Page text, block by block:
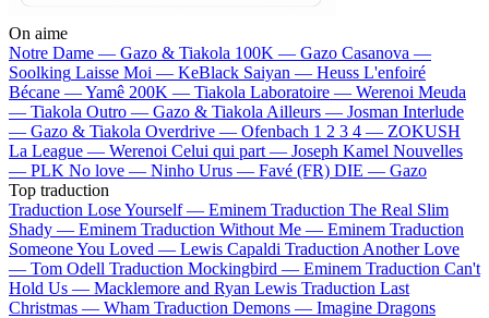
On aime
Notre Dame — Gazo & Tiakola 100K — Gazo Casanova —
Soolking Laisse Moi — KeBlack Saiyan — Heuss L'enfoiré
Bécane —Yamê 200K — Tiakola Laboratoire — Werenoi Meuda
— Tiakola Outro — Gazo & Tiakola Ailleurs — Josman Interlude
— Gazo & Tiakola Overdrive — Ofenbach 1 2 3 4 — ZOKUSH
La League — Werenoi Celui qui part — Joseph Kamel Nouvelles
— PLK No love — Ninho Urus — Favé (FR) DIE — Gazo
Top traduction
Traduction Lose Yourself — Eminem Traduction The Real Slim
Shady — Eminem Traduction Without Me — Eminem Traduction
Someone You Loved — Lewis Capaldi Traduction Another Love
— Tom Odell Traduction Mockingbird — Eminem Traduction Can't
Hold Us — Macklemore and Ryan Lewis Traduction Last
Christmas — Wham Traduction Demons — Imagine Dragons